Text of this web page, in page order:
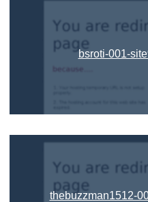
bsroti-001-
thebuzzman1512-